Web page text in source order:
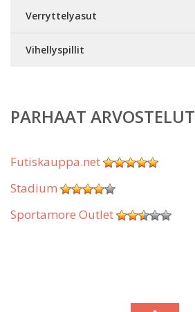
Verryttelyasut
Vihellyspillit
PARHAAT ARVOSTELUT
Futiskauppa.net
Stadium
Sportamore Outlet